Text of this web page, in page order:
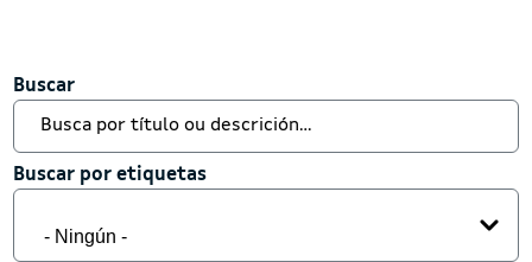
Buscar
Buscar
Buscar por etiquetas
Buscar por etiquetas